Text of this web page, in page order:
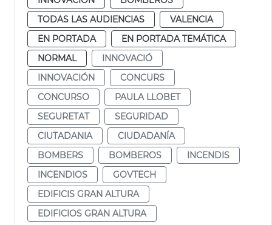
TODAS LAS AUDIENCIAS
VALENCIA
EN PORTADA
EN PORTADA TEMÁTICA
NORMAL
INNOVACIÓ
INNOVACIÓN
CONCURS
CONCURSO
PAULA LLOBET
SEGURETAT
SEGURIDAD
CIUTADANIA
CIUDADANÍA
BOMBERS
BOMBEROS
INCENDIS
INCENDIOS
GOVTECH
EDIFICIS GRAN ALTURA
EDIFICIOS GRAN ALTURA